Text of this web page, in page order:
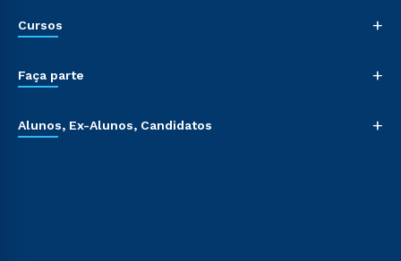
Cursos +
Faça parte +
Alunos, Ex-Alunos, Candidatos +